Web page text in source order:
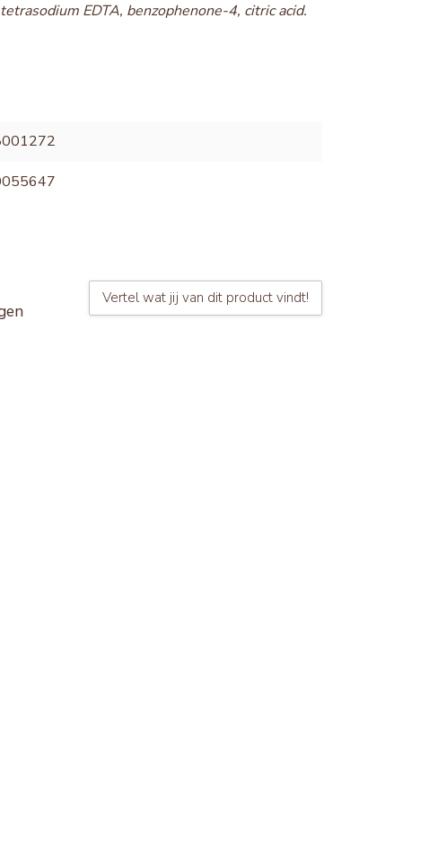
EDTA, benzophenone-4, citric acid.
Vertel wat jij van dit product vindt!